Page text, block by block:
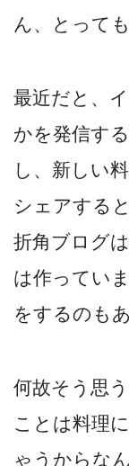
ん、とって
最近だと、
かを発信す
し、新しい
シェアする
折角ブログ
は作ってい
をするのも
何故そう思
ことは料理
ゃうからな